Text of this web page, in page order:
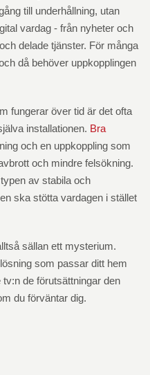
till underhållning, utan
vardag - från nyheter och
delade tjänster. För många
då behöver uppkopplingen
fungerar över tid är det ofta
installationen. Bra
och en uppkoppling som
och mindre felsökning.
av stabila och
ska stötta vardagen i stället
sällan ett mysterium.
som passar ditt hem
de förutsättningar den
du förväntar dig.